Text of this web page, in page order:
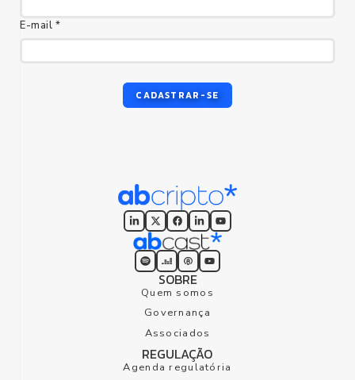
foco humano
E-mail *
CADASTRAR-SE
SOBRE
Quem somos
Governança
Associados
REGULAÇÃO
Agenda regulatória